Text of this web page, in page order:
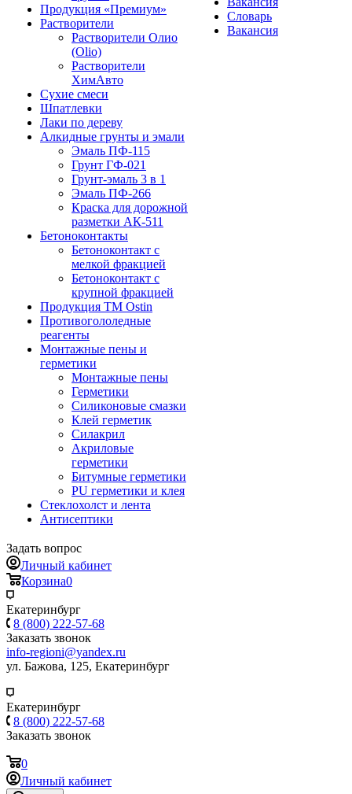
Продукция «Премиум»
Растворители
Растворители Олио
(Olio)
Растворители
ХимАвто
Сухие смеси
Шпатлевки
Лаки по дереву
Алкидные грунты и эмали
Эмаль ПФ-115
Грунт ГФ-021
Грунт-эмаль 3 в 1
Эмаль ПФ-266
Краска для дорожной
разметки АК-511
Бетоноконтакты
Бетоноконтакт с
мелкой фракцией
Бетоноконтакт с
крупной фракцией
Продукция ТМ Ostin
Противогололедные
реагенты
Монтажные пены и
герметики
Монтажные пены
Герметики
Силиконовые смазки
Клей герметик
Силакрил
Акриловые
герметики
Битумные герметики
PU герметики и клея
Стеклохолст и лента
Антисептики
Словарь
Вакансия
Задать вопрос
Личный кабинет
Корзина0
Екатеринбург
8 (800) 222-57-68
Заказать звонок
info-regioni@yandex.ru
ул. Бажова, 125, Екатеринбург
Екатеринбург
8 (800) 222-57-68
Заказать звонок
0
Личный кабинет